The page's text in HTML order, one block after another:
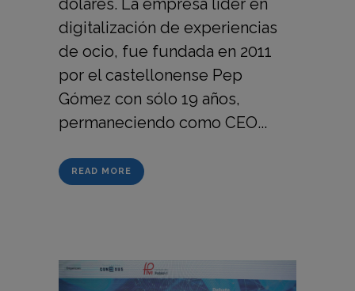
dólares. La empresa líder en
digitalización de experiencias
de ocio, fue fundada en 2011
por el castellonense Pep
Gómez con sólo 19 años,
permaneciendo como CEO...
READ MORE